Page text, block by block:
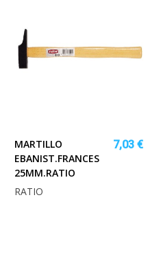
MARTILLO
EBANIST.FRANCES
25MM.RATIO
7,03 €
RATIO